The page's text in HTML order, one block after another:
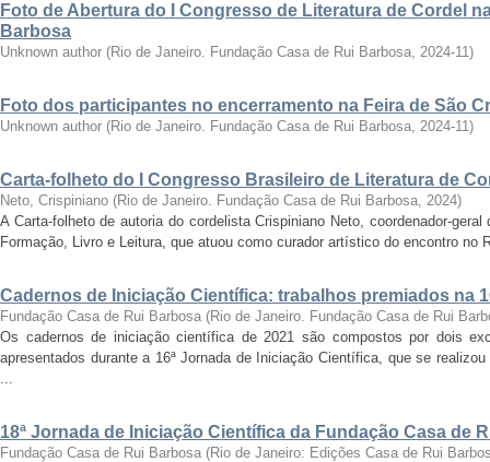
Foto de Abertura do I Congresso de Literatura de Cordel
Barbosa
Unknown author (Rio de Janeiro. Fundação Casa de Rui Barbosa, 2024-11)
Foto dos participantes no encerramento na Feira de São
Unknown author (Rio de Janeiro. Fundação Casa de Rui Barbosa, 2024-11)
Carta-folheto do I Congresso Brasileiro de Literatura de
Neto, Crispiniano (Rio de Janeiro. Fundação Casa de Rui Barbosa, 2024)
A Carta-folheto de autoria do cordelista Crispiniano Neto, coordenador-
Formação, Livro e Leitura, que atuou como curador artístico do encontro no
Cadernos de Iniciação Científica: trabalhos premiados na
Fundação Casa de Rui Barbosa (Rio de Janeiro. Fundação Casa de Rui
Os cadernos de iniciação científica de 2021 são compostos por dois
apresentados durante a 16ª Jornada de Iniciação Científica, que se
...
18ª Jornada de Iniciação Científica da Fundação Casa de
Fundação Casa de Rui Barbosa (Rio de Janeiro: Edições Casa de Rui